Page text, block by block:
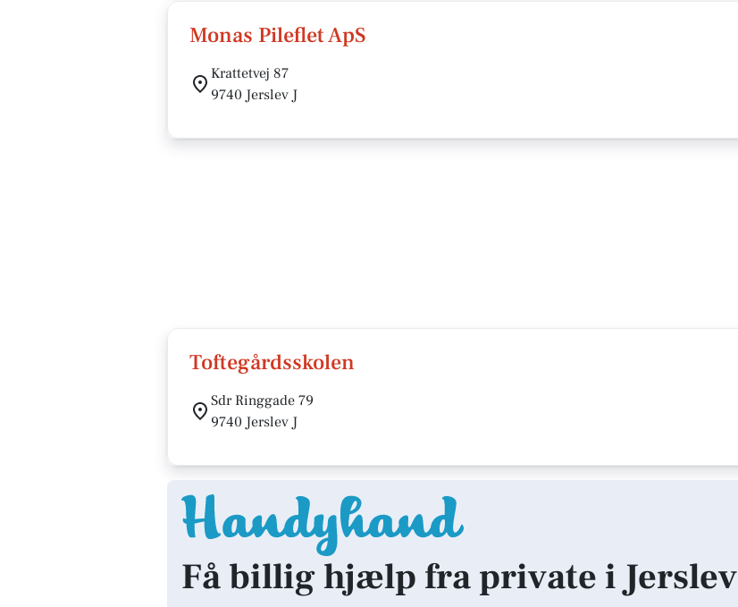
Monas Pileflet ApS
Krattetvej 87
9740 Jerslev J
Toftegårdsskolen
Sdr Ringgade 79
9740 Jerslev J
Få billig hjælp fra private i Jerslev